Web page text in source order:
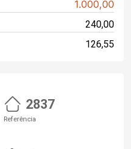
1.000,00
240,00
126,55
2837
Referência